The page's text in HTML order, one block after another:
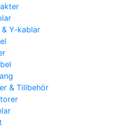
Y-kablar
& Tillbehör